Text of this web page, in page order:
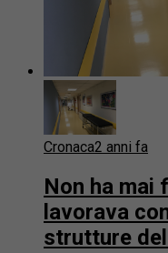
Cronaca2 anni fa
Non ha mai
lavorava
strutture